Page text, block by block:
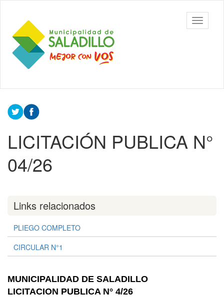
contenido
principal
Municipalidad
de Saladillo
barra
Contenido
principal
LICITACIÓN PUBLICA N°
04/26
Links relacionados
PLIEGO COMPLETO
CIRCULAR N°1
MUNICIPALIDAD DE SALADILLO
LICITACION PUBLICA N° 4/26